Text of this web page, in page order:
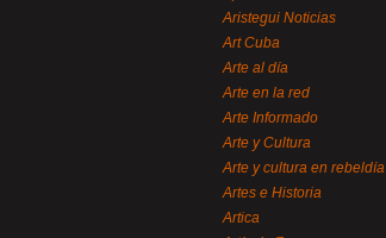
Aristegui Noticias
Art Cuba
Arte al día
Arte en la red
Arte Informado
Arte y Cultura
Arte y cultura en rebeldía
Artes e Historia
Artica